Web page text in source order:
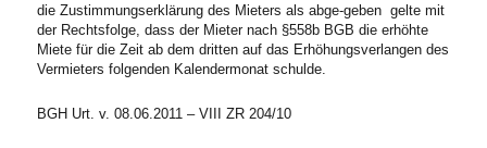
die Zustimmungserklärung des Mieters als abge-geben gelte mit
der Rechtsfolge, dass der Mieter nach §558b BGB die erhöhte
Miete für die Zeit ab dem dritten auf das Erhöhungsverlangen des
Vermieters folgenden Kalendermonat schulde.
BGH Urt. v. 08.06.2011 – VIII ZR 204/10